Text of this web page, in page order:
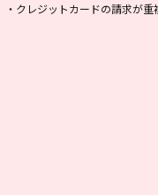
・ クレジットカードの請求が重